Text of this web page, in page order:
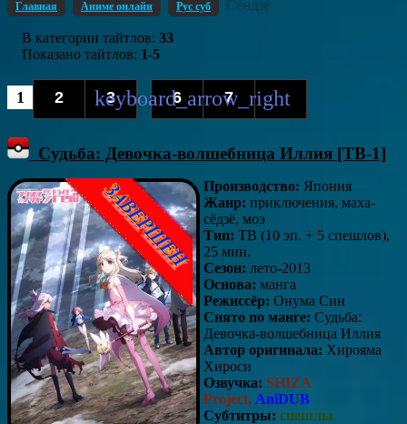
Главная Аниме онлайн Рус суб Сёндзё
В категории тайтлов: 33
Показано тайтлов: 1-5
1 2 3 ... 6 7
Судьба: Девочка-волшебница Иллия [ТВ-1]
Производство: Япония
Жанр: приключения, маха-
сёдзё, моэ
Тип: ТВ (10 эп. + 5 спешлов),
25 мин.
Сезон: лето-2013
Основа: манга
Режиссёр: Онума Син
Снято по манге: Судьба:
Девочка-волшебница Иллия
Автор оригинала: Хирояма
Хироси
Озвучка: SHIZA
Project, AniDUB
Субтитры: спешлы